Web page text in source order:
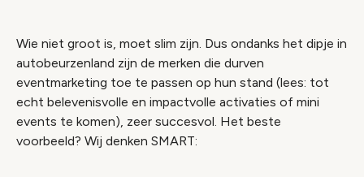
Wie niet groot is, moet slim zijn. Dus ondanks het dipje in
autobeurzenland zijn de merken die durven
eventmarketing toe te passen op hun stand (lees: tot
echt belevenisvolle en impactvolle activaties of mini
events te komen), zeer succesvol. Het beste
voorbeeld? Wij denken SMART: